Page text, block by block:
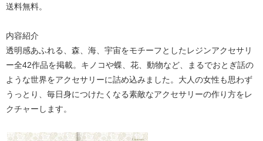
送料無料。
内容紹介
透明感あふれる、森、海、宇宙をモチーフとしたレジンアクセサリ
ー全42作品を掲載。キノコや蝶、花、動物など、まるでおとぎ話の
ような世界をアクセサリーに詰め込みました。大人の女性も思わず
うっとり、毎日身につけたくなる素敵なアクセサリーの作り方をレ
クチャーします。